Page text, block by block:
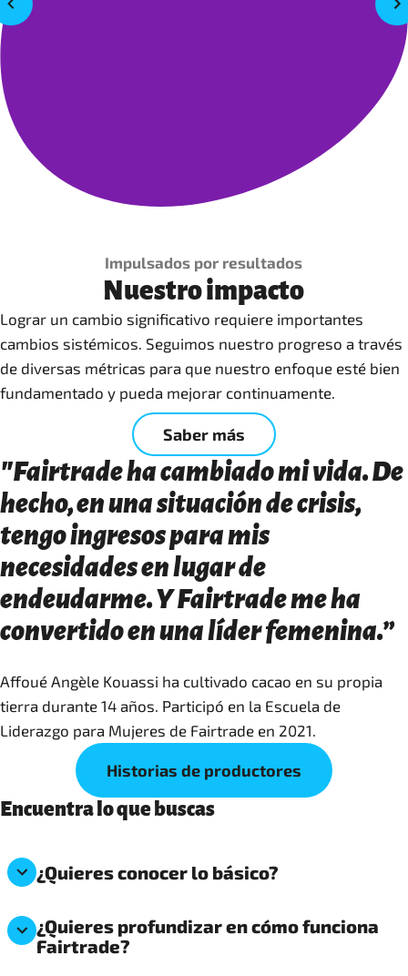
Impulsados por resultados
Nuestro impacto
Lograr un cambio significativo requiere importantes
cambios sistémicos. Seguimos nuestro progreso a través
de diversas métricas para que nuestro enfoque esté bien
fundamentado y pueda mejorar continuamente.
Saber más
"Fairtrade ha cambiado mi vida. De
hecho, en una situación de crisis,
tengo ingresos para mis
necesidades en lugar de
endeudarme. Y Fairtrade me ha
convertido en una líder femenina.”
Affoué Angèle Kouassi ha cultivado cacao en su propia
tierra durante 14 años. Participó en la Escuela de
Liderazgo para Mujeres de Fairtrade en 2021.
Historias de productores
Encuentra lo que buscas
¿Quieres conocer lo básico?
¿Quieres profundizar en cómo funciona
Fairtrade?